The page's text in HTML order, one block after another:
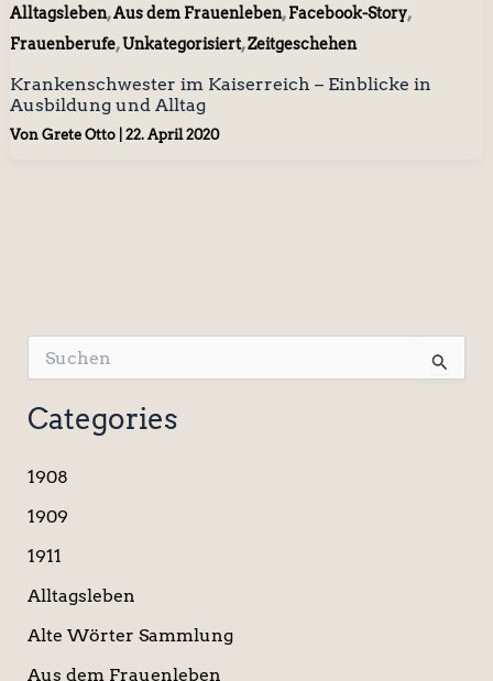
Alltagsleben,Aus dem Frauenleben,Facebook-Story,
Frauenberufe,Unkategorisiert,Zeitgeschehen
Krankenschwester im Kaiserreich – Einblicke in
Ausbildung und Alltag
Von Grete Otto 22. April 2020
u
c
h
n
a
h
Categories
1908
1909
1911
Alltagsleben
Alte Wörter Sammlung
Aus dem Frauenleben